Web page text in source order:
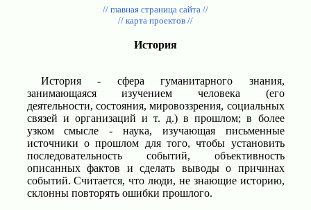
// главная страница сайта //
// карта проектов //
История
История - сфера гуманитарного знания,
занимающаяся изучением человека (его
деятельности, состояния, мировоззрения, социальных
связей и организаций и т. д.) в прошлом; в более
узком смысле - наука, изучающая письменные
источники о прошлом для того, чтобы установить
последовательность событий, объективность
описанных фактов и сделать выводы о причинах
событий. Считается, что люди, не знающие историю,
склонны повторять ошибки прошлого.